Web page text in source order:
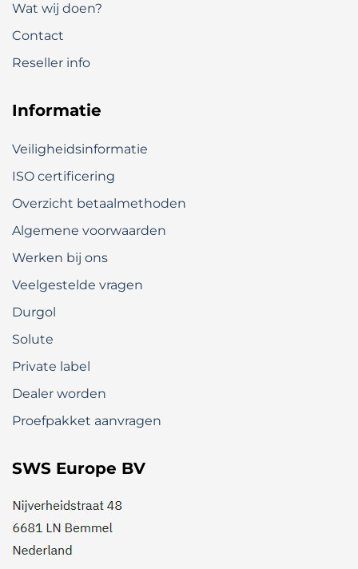
Wat wij doen?
Contact
Reseller info
Informatie
Veiligheidsinformatie
ISO certificering
Overzicht betaalmethoden
Algemene voorwaarden
Werken bij ons
Veelgestelde vragen
Durgol
Solute
Private label
Dealer worden
Proefpakket aanvragen
SWS Europe BV